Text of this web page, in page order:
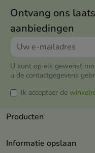
Ontvang ons
aanbiedingen
U kunt op elk gewenst
u de contactgegevens
Ik accepteer de
Producten
Informatie opslaan